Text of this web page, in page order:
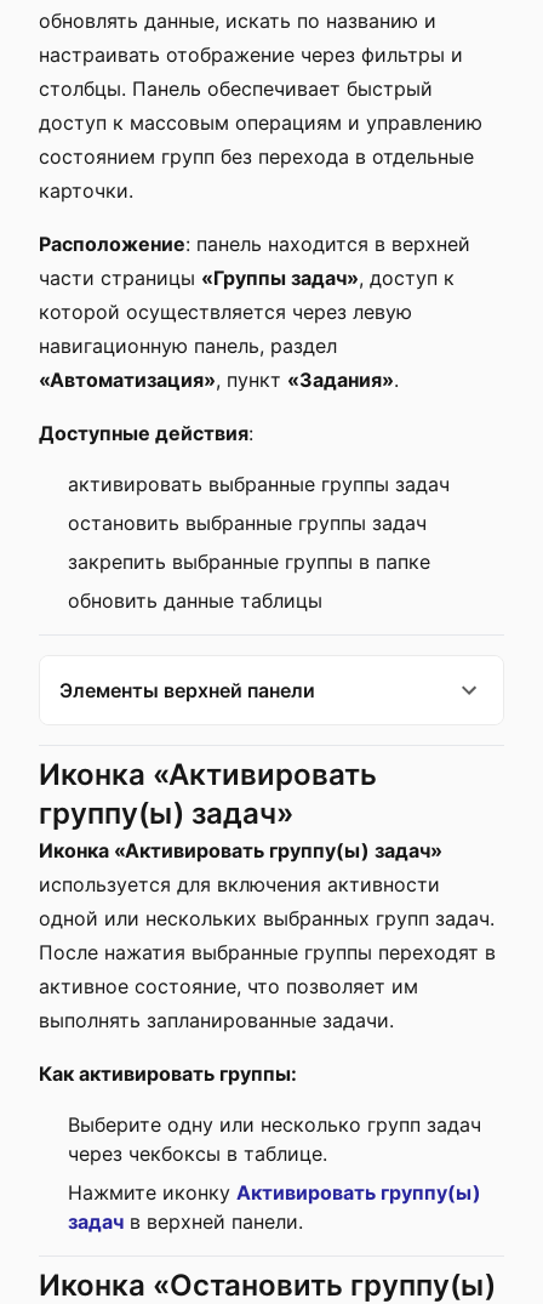
обновлять данные, искать по названию и
настраивать отображение через фильтры и
столбцы. Панель обеспечивает быстрый
доступ к массовым операциям и управлению
состоянием групп без перехода в отдельные
карточки.
Расположение: панель находится в верхней
части страницы «Группы задач», доступ к
которой осуществляется через левую
навигационную панель, раздел
«Автоматизация», пункт «Задания».
Доступные действия:
активировать выбранные группы задач
остановить выбранные группы задач
закрепить выбранные группы в папке
обновить данные таблицы
Элементы верхней панели
Иконка «Активировать
группу(ы) задач»
Иконка «Активировать группу(ы) задач»
используется для включения активности
одной или нескольких выбранных групп задач.
После нажатия выбранные группы переходят в
активное состояние, что позволяет им
выполнять запланированные задачи.
Как активировать группы:
Выберите одну или несколько групп задач
через чекбоксы в таблице.
Нажмите иконку Активировать группу(ы)
задач в верхней панели.
Иконка «Остановить группу(ы)